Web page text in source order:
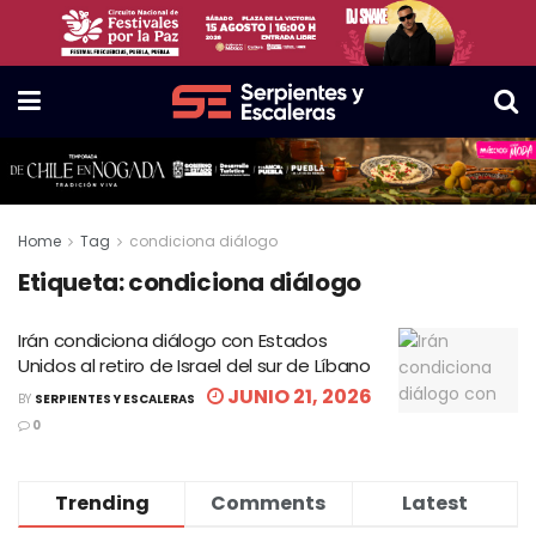
Home Tag condiciona diálogo
Etiqueta:condiciona diálogo
Irán condiciona diálogo con Estados
Unidos al retiro de Israel del sur de Líbano
BY SERPIENTES Y ESCALERAS JUNIO 21, 2026
0
Trending Comments Latest